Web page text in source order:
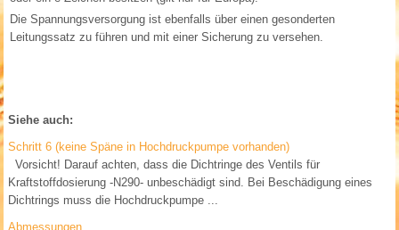
Die Spannungsversorgung ist ebenfalls über einen gesonderten
Leitungssatz zu führen und mit einer Sicherung zu versehen.
Siehe auch:
Schritt 6 (keine Späne in Hochdruckpumpe vorhanden)
Vorsicht! Darauf achten, dass die Dichtringe des Ventils für
Kraftstoffdosierung -N290- unbeschädigt sind. Bei Beschädigung eines
Dichtrings muss die Hochdruckpumpe ...
Abmessungen